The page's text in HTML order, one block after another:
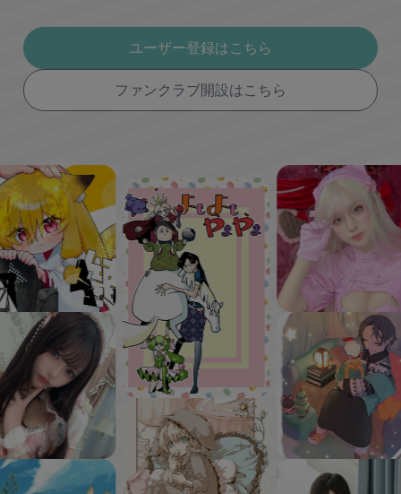
ユーザー登録はこちら
ファンクラブ開設はこちら